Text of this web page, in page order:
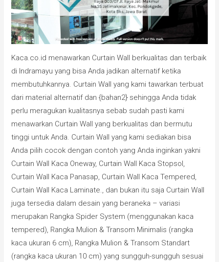
Kaca.co.id menawarkan Curtain Wall berkualitas dan terbaik
di Indramayu yang bisa Anda jadikan alternatif ketika
membutuhkannya. Curtain Wall yang kami tawarkan terbuat
dari material alternatif dan {bahan2} sehingga Anda tidak
perlu meragukan kualitasnya sebab sudah pasti kami
menawarkan Curtain Wall yang berkualitas dan bermutu
tinggi untuk Anda. Curtain Wall yang kami sediakan bisa
Anda pilih cocok dengan contoh yang Anda inginkan yakni
Curtain Wall Kaca Oneway, Curtain Wall Kaca Stopsol,
Curtain Wall Kaca Panasap, Curtain Wall Kaca Tempered,
Curtain Wall Kaca Laminate., dan bukan itu saja Curtain Wall
juga tersedia dalam desain yang beraneka – variasi
merupakan Rangka Spider System (menggunakan kaca
tempered), Rangka Mulion & Transom Minimalis (rangka
kaca ukuran 6 cm), Rangka Mulion & Transom Standart
(rangka kaca ukuran 10 cm) yang sungguh-sungguh sesuai